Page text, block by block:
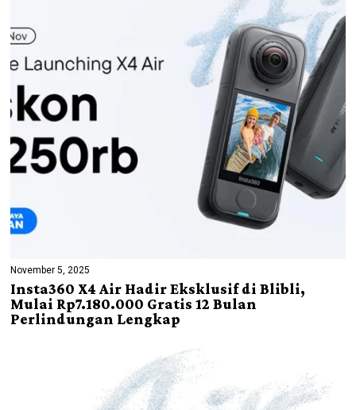
November 5, 2025
Insta360 X4 Air Hadir Eksklusif di Blibli,
Mulai Rp7.180.000 Gratis 12 Bulan
Perlindungan Lengkap